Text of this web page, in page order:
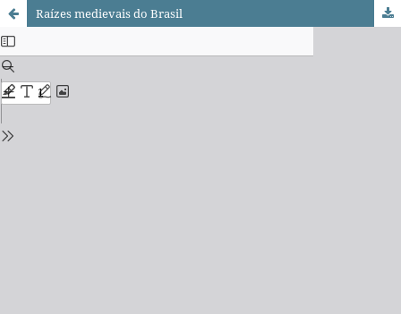
Raízes medievais do Brasil